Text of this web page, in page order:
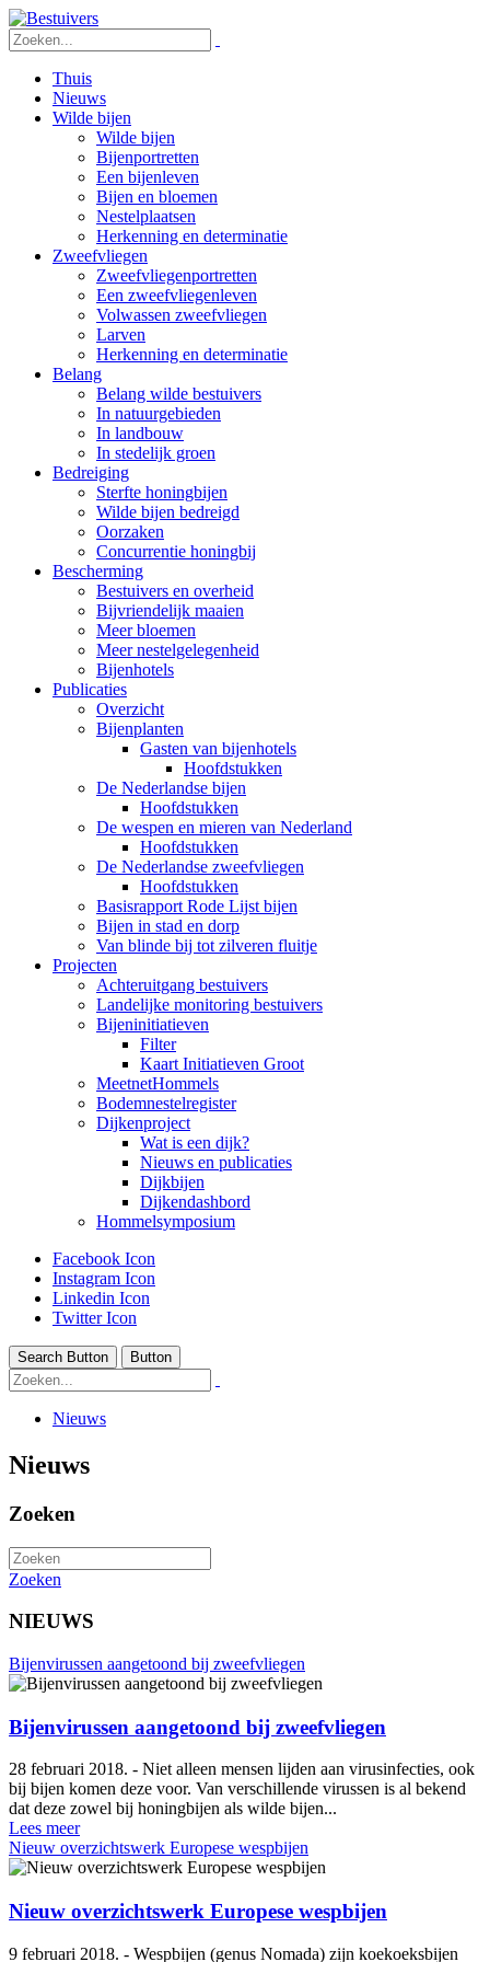
Thuis
Nieuws
Wilde bijen
Wilde bijen
Bijenportretten
Een bijenleven
Bijen en bloemen
Nestelplaatsen
Herkenning en determinatie
Zweefvliegen
Zweefvliegenportretten
Een zweefvliegenleven
Volwassen zweefvliegen
Larven
Herkenning en determinatie
Belang
Belang wilde bestuivers
In natuurgebieden
In landbouw
In stedelijk groen
Bedreiging
Sterfte honingbijen
Wilde bijen bedreigd
Oorzaken
Concurrentie honingbij
Bescherming
Bestuivers en overheid
Bijvriendelijk maaien
Meer bloemen
Meer nestelgelegenheid
Bijenhotels
Publicaties
Overzicht
Bijenplanten
Gasten van bijenhotels
Hoofdstukken
De Nederlandse bijen
Hoofdstukken
De wespen en mieren van Nederland
Hoofdstukken
De Nederlandse zweefvliegen
Hoofdstukken
Basisrapport Rode Lijst bijen
Bijen in stad en dorp
Van blinde bij tot zilveren fluitje
Projecten
Achteruitgang bestuivers
Landelijke monitoring bestuivers
Bijeninitiatieven
Filter
Kaart Initiatieven Groot
MeetnetHommels
Bodemnestelregister
Dijkenproject
Wat is een dijk?
Nieuws en publicaties
Dijkbijen
Dijkendashbord
Hommelsymposium
Facebook Icon
Instagram Icon
Linkedin Icon
Twitter Icon
Search Button Button
Nieuws
Nieuws
Zoeken
Zoeken
NIEUWS
Bijenvirussen aangetoond bij zweefvliegen
Bijenvirussen aangetoond bij zweefvliegen
28 februari 2018. - Niet alleen mensen lijden aan virusinfecties, ook
bij bijen komen deze voor. Van verschillende virussen is al bekend
dat deze zowel bij honingbijen als wilde bijen...
Lees meer
Nieuw overzichtswerk Europese wespbijen
Nieuw overzichtswerk Europese wespbijen
9 februari 2018. - Wespbijen (genus Nomada) zijn koekoeksbijen